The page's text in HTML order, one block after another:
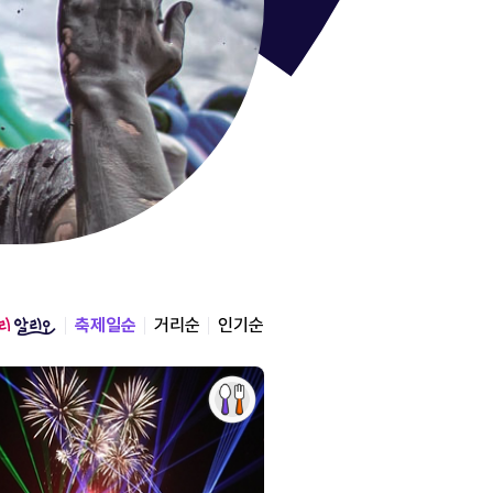
통영한
축제일순 거리순 인기순